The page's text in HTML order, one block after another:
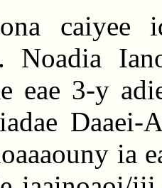
caiyee
Noadia
eae 3-y
ia